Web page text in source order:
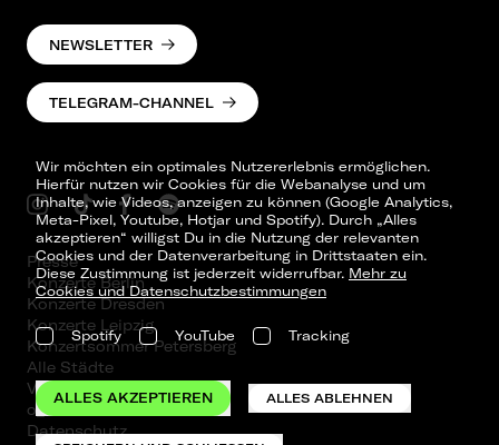
Wir möchten ein optimales Nutzererlebnis ermöglichen.
Hierfür nutzen wir Cookies für die Webanalyse und um
Inhalte, wie Videos, anzeigen zu können (Google Analytics,
Meta-Pixel, Youtube, Hotjar und Spotify). Durch „Alles
akzeptieren“ willigst Du in die Nutzung der relevanten
Cookies und der Datenverarbeitung in Drittstaaten ein.
Diese Zustimmung ist jederzeit widerrufbar. Mehr zu
Cookies und Datenschutzbestimmungen
Spotify YouTube Tracking
ALLES AKZEPTIEREN ALLES ABLEHNEN
NEWSLETTER
TELEGRAM-CHANNEL
Presse
Konzerte Berlin
Konzerte Dresden
Konzerte Leipzig
Konzertsommer Petersberg
Alle Städte
Vergangene Shows
o_team
Datenschutz